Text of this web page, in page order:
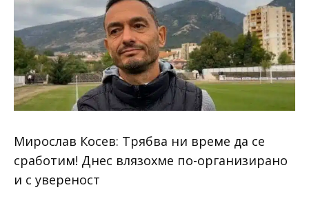
Мирослав Косев: Трябва ни време да се
сработим! Днес влязохме по-организирано
и с увереност